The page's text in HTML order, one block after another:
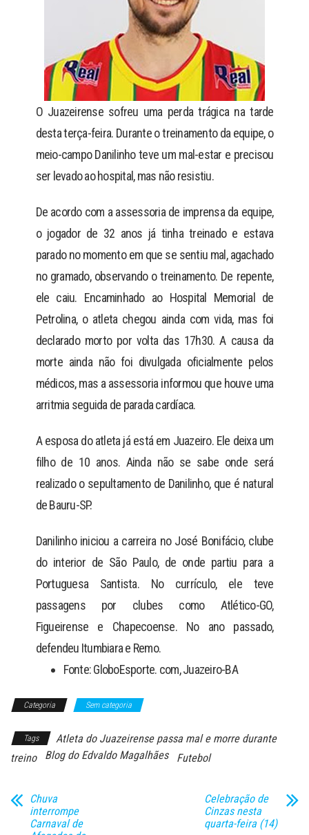
O Juazeirense sofreu uma perda trágica na tarde
desta terça-feira. Durante o treinamento da equipe, o
meio-campo Danilinho teve um mal-estar e precisou
ser levado ao hospital, mas não resistiu.
De acordo com a assessoria de imprensa da equipe,
o jogador de 32 anos já tinha treinado e estava
parado no momento em que se sentiu mal, agachado
no gramado, observando o treinamento. De repente,
ele caiu. Encaminhado ao Hospital Memorial de
Petrolina, o atleta chegou ainda com vida, mas foi
declarado morto por volta das 17h30. A causa da
morte ainda não foi divulgada oficialmente pelos
médicos, mas a assessoria informou que houve uma
arritmia seguida de parada cardíaca.
A esposa do atleta já está em Juazeiro. Ele deixa um
filho de 10 anos. Ainda não se sabe onde será
realizado o sepultamento de Danilinho, que é natural
de Bauru-SP.
Danilinho iniciou a carreira no José Bonifácio, clube
do interior de São Paulo, de onde partiu para a
Portuguesa Santista. No currículo, ele teve
passagens por clubes como Atlético-GO,
Figueirense e Chapecoense. No ano passado,
defendeu Itumbiara e Remo.
Fonte: GloboEsporte. com, Juazeiro-BA
Categoria Sem categoria
Tags
Atleta do Juazeirense passa mal e morre durante
treino
Blog do Edvaldo Magalhães Futebol
Chuva
interrompe
Carnaval de
Celebração de
Cinzas nesta
quarta-feira (14)